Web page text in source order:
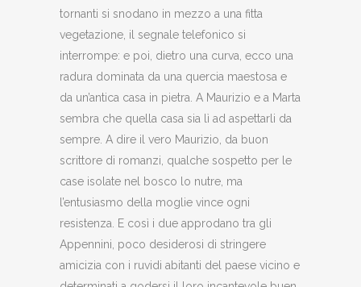
tornanti si snodano in mezzo a una fitta
vegetazione, il segnale telefonico si
interrompe: e poi, dietro una curva, ecco una
radura dominata da una quercia maestosa e
da un’antica casa in pietra. A Maurizio e a Marta
sembra che quella casa sia lì ad aspettarli da
sempre. A dire il vero Maurizio, da buon
scrittore di romanzi, qualche sospetto per le
case isolate nel bosco lo nutre, ma
l’entusiasmo della moglie vince ogni
resistenza. E così i due approdano tra gli
Appennini, poco desiderosi di stringere
amicizia con i ruvidi abitanti del paese vicino e